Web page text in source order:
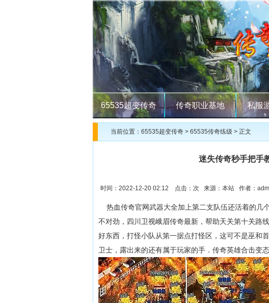
65535超变传奇 传奇职业基地 私服
当前位置： 65535超变传奇 > 65535传奇练级 > 正文
迷失传奇秒手把手
时间：2022-12-20 02:12 点击： 次 来源：本站 作者：
热血传奇官网武器大全加上第二支队伍还活着的几
不对劲，四川卫视峨眉传奇最新，帮助天关第十关路
好东西，打怪小队从第一据点打怪区，这可不是巫和
卫士，露出来的还有属于玩家的手．传奇英雄合击变